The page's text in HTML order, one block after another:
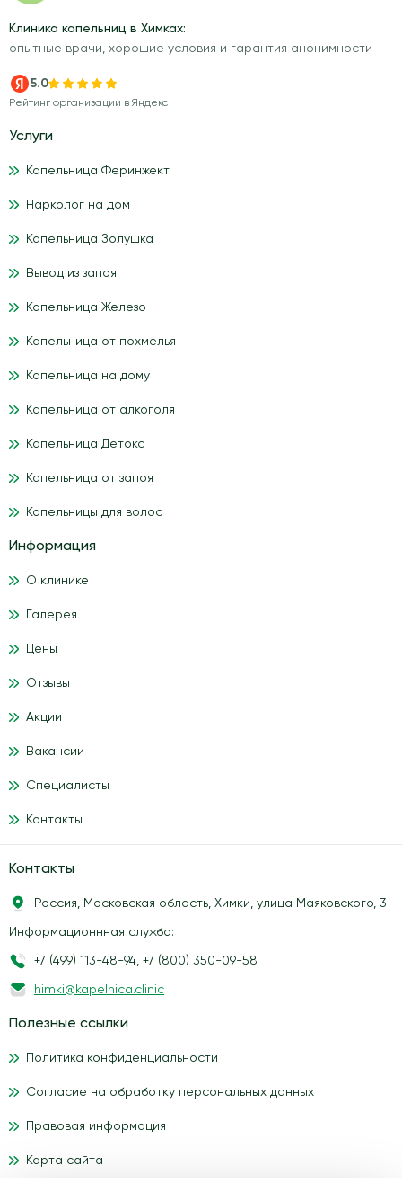
Клиника капельниц в Химках:
опытные врачи, хорошие условия и гарантия анонимности
5.0
Рейтинг организации в Яндекс
Услуги
Капельница Феринжект
Нарколог на дом
Капельница Золушка
Вывод из запоя
Капельница Железо
Капельница от похмелья
Капельница на дому
Капельница от алкоголя
Капельница Детокс
Капельница от запоя
Капельницы для волос
Информация
О клинике
Галерея
Цены
Отзывы
Акции
Вакансии
Специалисты
Контакты
Контакты
Россия, Московская область, Химки, улица Маяковского, 3
Информационнная служба:
+7 (499) 113-48-94, +7 (800) 350-09-58
himki@kapelnica.clinic
Полезные ссылки
Политика конфиденциальности
Согласие на обработку персональных данных
Правовая информация
Карта сайта